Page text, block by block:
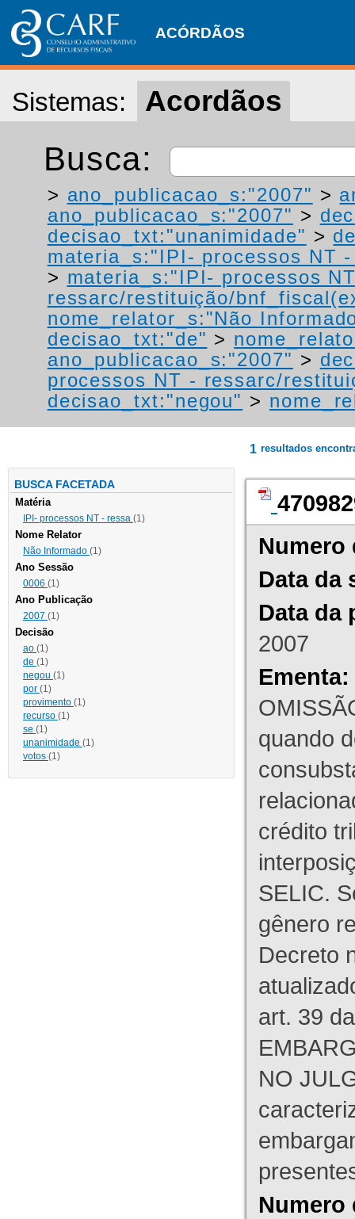
ACÓRDÃOS
Sistemas: Acordãos
Busca:
> ano_publicacao_s:"2007" >
ano_publicacao_s:"2007" >
decisao_txt:"unanimidade" >
materia_s:"IPI- processos NT
> materia_s:"IPI- processos
ressarc/restituição/
nome_relator_s:"Não
decisao_txt:"de" >
ano_publicacao_s:"2007" >
processos NT - ressarc/
decisao_txt:"negou" >
BUSCA FACETADA
Matéria
IPI- processos NT - ressa (1)
Nome Relator
Não Informado (1)
Ano Sessão
0006 (1)
Ano Publicação
2007 (1)
Decisão
ao (1)
de (1)
negou (1)
por (1)
provimento (1)
recurso (1)
se (1)
unanimidade (1)
votos (1)
1 resultados
Numero
Data da
Data da
2007
Ementa:
quando
crédito
SELIC.
gênero
Decreto
art. 39
NO
Numero